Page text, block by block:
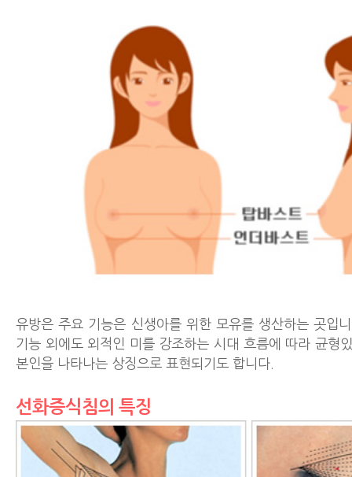
유방은 주요 기능은 신생아를 위한 모유를 생산하는 곳입
기능 외에도 외적인 미를 강조하는 시대 흐름에 따라 균형
본인을 나타나는 상징으로 표현되기도 합니다.
선화증식침의 특징